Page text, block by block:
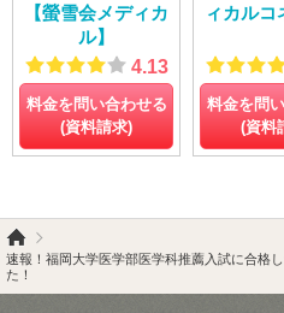
【螢雪会メディカ
ル】
4.13
料金を問い合わせる
(資料請求)
ィカルコ
料金を問
(資料
速報！福岡大学医学部医学科推薦入試に合格
た！